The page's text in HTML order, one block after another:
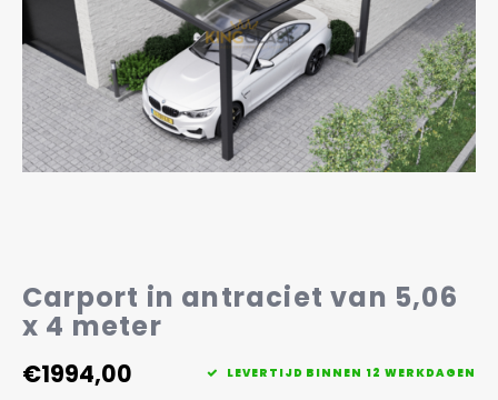
Betaalmethoden
Garantie
Veelgestelde vragen
Carport in antraciet van 5,06
x 4 meter
€1994,00 LEVERTIJD BINNEN 12 WERKDAGEN